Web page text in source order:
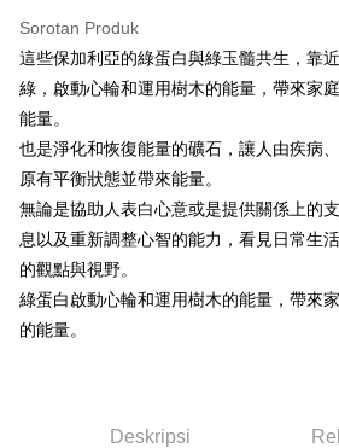
Pilihan Penghantaran
NT$80/pesanan | Penghantaran
NT$3,000 atau lebih
7-11取貨付款
NT$80/pesanan | Penghantaran
NT$3,000 atau lebih
賣家宅配幫您送（台灣）
郵局幫你送（離島）
Sorotan Produk
這些保加利亞的綠蛋白與綠玉髓共生，靠
綠，啟動心輪和運用樹木的能量，帶來家
能量。
也是淨化和恢復能量的礦石，讓人由疾病
原有平衡狀態並帶來能量。
無論是協助人表白心意或是提供關係上的
息以及重新調整心智的能力，看見日常生
的觀點與視野。
綠蛋白啟動心輪和運用樹木的能量，帶來
的能量。
Deskripsi